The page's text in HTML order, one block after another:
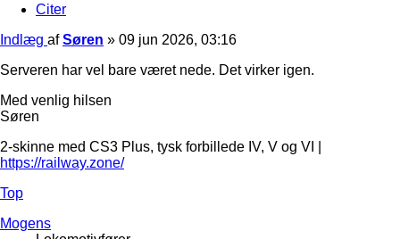
Citer
Indlæg afSøren » 09 jun 2026, 03:16
Serveren har vel bare været nede. Det virker igen.
Med venlig hilsen
Søren
2-skinne med CS3 Plus, tysk forbillede IV, V og VI |
https://railway.zone/
Top
Mogens